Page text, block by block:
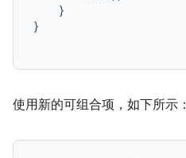
}
}
使用新的可组合项，如下所示：